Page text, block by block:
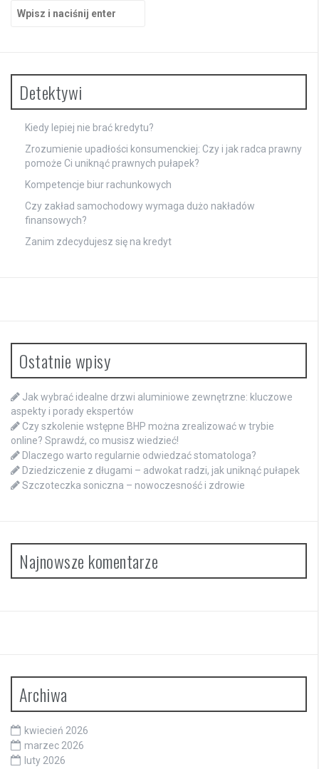
Szukaj:
Detektywi
Kiedy lepiej nie brać kredytu?
Zrozumienie upadłości konsumenckiej: Czy i jak radca prawny
pomoże Ci uniknąć prawnych pułapek?
Kompetencje biur rachunkowych
Czy zakład samochodowy wymaga dużo nakładów
finansowych?
Zanim zdecydujesz się na kredyt
Ostatnie wpisy
Jak wybrać idealne drzwi aluminiowe zewnętrzne: kluczowe
aspekty i porady ekspertów
Czy szkolenie wstępne BHP można zrealizować w trybie
online? Sprawdź, co musisz wiedzieć!
Dlaczego warto regularnie odwiedzać stomatologa?
Dziedziczenie z długami – adwokat radzi, jak uniknąć pułapek
Szczoteczka soniczna – nowoczesność i zdrowie
Najnowsze komentarze
Archiwa
kwiecień 2026
marzec 2026
luty 2026